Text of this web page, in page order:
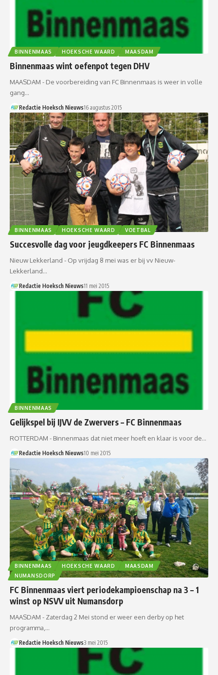
BINNENMAAS HOEKSCHE WAARD MAASDAM
Binnenmaas wint oefenpot tegen DHV
MAASDAM - De voorbereiding van FC Binnenmaas is weer in volle
gang…
Redactie Hoeksch Nieuws16 augustus 2015
BINNENMAAS HOEKSCHE WAARD VOETBAL
Succesvolle dag voor jeugdkeepers FC Binnenmaas
Nieuw Lekkerland - Op vrijdag 8 mei was er bij vv Nieuw-
Lekkerland…
Redactie Hoeksch Nieuws11 mei 2015
BINNENMAAS
Gelijkspel bij IJVV de Zwervers – FC Binnenmaas
ROTTERDAM - Binnenmaas dat niet meer hoeft en klaar is voor de…
Redactie Hoeksch Nieuws10 mei 2015
BINNENMAAS HOEKSCHE WAARD
MAASDAM
NUMANSDORP
FC Binnenmaas viert periodekampioenschap na 3 – 1
winst op NSVV uit Numansdorp
MAASDAM - Zaterdag 2 Mei stond er weer een derby op het
programma,…
Redactie Hoeksch Nieuws3 mei 2015